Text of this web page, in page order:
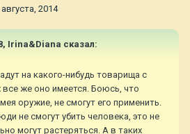
2014
Irina&Diana сказал:
на какого-нибудь товарища с
же оно имеется. Боюсь, что
оружие, не смогут его применить.
не смогут убить человека, это не
могут растеряться. А в таких